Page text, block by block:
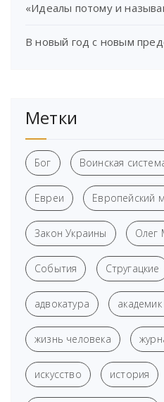
«Идеалы потому и
В новый год с новым
Метки
Бог Воинская
Евреи Европейский
Закон Украины Олег
События Стругацкие
адвокатура
жизнь человека
искусство история